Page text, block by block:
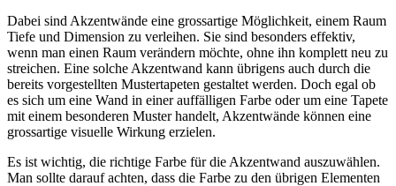
Dabei sind Akzentwände eine grossartige Möglichkeit, einem Raum
Tiefe und Dimension zu verleihen. Sie sind besonders effektiv,
wenn man einen Raum verändern möchte, ohne ihn komplett neu zu
streichen. Eine solche Akzentwand kann übrigens auch durch die
bereits vorgestellten Mustertapeten gestaltet werden. Doch egal ob
es sich um eine Wand in einer auffälligen Farbe oder um eine Tapete
mit einem besonderen Muster handelt, Akzentwände können eine
grossartige visuelle Wirkung erzielen.
Es ist wichtig, die richtige Farbe für die Akzentwand auszuwählen.
Man sollte darauf achten, dass die Farbe zu den übrigen Elementen